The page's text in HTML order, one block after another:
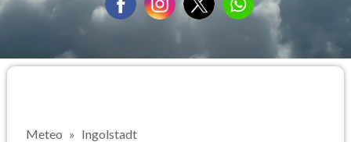
Meteo Ingolstadt